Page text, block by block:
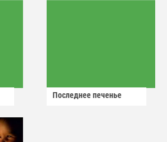
Последнее печенье